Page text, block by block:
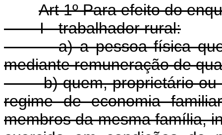
Art 1º Para efeito do
I - trabalhador rural:
a) a pessoa física que
mediante remuneração de
b) quem, proprietário
regime de economia
membros da mesma família,